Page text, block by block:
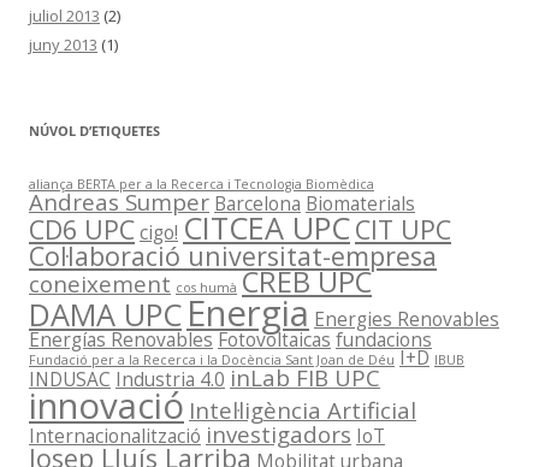
juliol 2013 (2)
juny 2013 (1)
NÚVOL D’ETIQUETES
aliança BERTA per a la Recerca i Tecnologia Biomèdica
Andreas Sumper Barcelona Biomaterials
CD6 UPCcigo! CITCEA UPCCIT UPC
Col·laboració universitat-empresa
coneixement cos humà CREB UPC
DAMA UPC Energia Energies Renovables
Energías RenovablesFotovoltaicas fundacions
Fundació per a la Recerca i la Docència Sant Joan de Déu I+D IBUB
INDUSAC Industria 4.0 inLab FIB UPC
innovació Intel·ligència Artificial
Internacionalització investigadors IoT
Josep Lluís Larriba Mobilitat urbana